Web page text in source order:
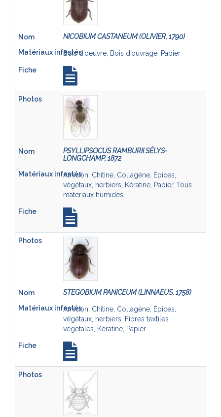
NICOBIUM CASTANEUM (OLIVIER, 1790)
Bois d’oeuvre, Bois d’ouvrage, Papier
PSYLLIPSOCUS RAMBURII SÉLYS-
LONGCHAMP, 1872
Amidon, Chitine, Collagène, Épices,
végétaux, herbiers, Kératine, Papier, Tous
materiaux humides
STEGOBIUM PANICEUM (LINNAEUS, 1758)
Amidon, Chitine, Collagène, Épices,
végétaux, herbiers, Fibres textiles
vegetales, Kératine, Papier